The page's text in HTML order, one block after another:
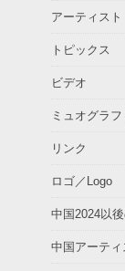
アーティスト
トピックス
ビデオ
ミュオグラフ
リンク
ロゴ／Logo
中国2024以
中国アーティ